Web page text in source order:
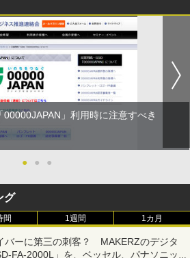
」利用時に注意すべき
● ● ●
グ
間 1週間 1カ月
バーに第三の刺客？ MAKERZのデジタ
FA-2000L」を、ベッセル、パナソニッ